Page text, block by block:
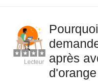
après
Lecteur